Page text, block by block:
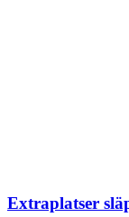
Extraplatser